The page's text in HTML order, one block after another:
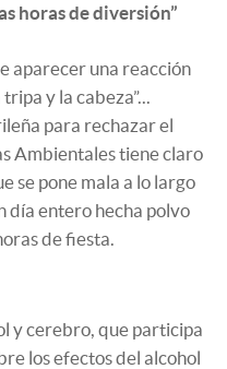
horas de diversión”
aparecer una reacción
y la cabeza”...
para rechazar el
Ambientales tiene claro
se pone mala a lo largo
día entero hecha polvo
de fiesta.
y cerebro, que participa
los efectos del alcohol